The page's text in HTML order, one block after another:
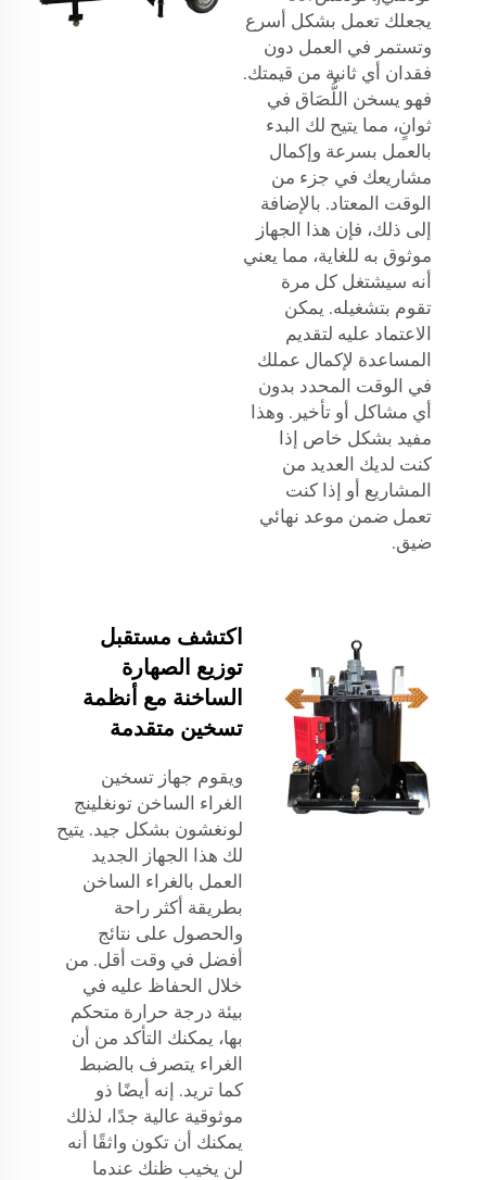
يجعلك تعمل بشكل أسرع
وتستمر في العمل دون
فقدان أي ثانية من قيمتك.
فهو يسخن اللُّصَاق في
ثوانٍ، مما يتيح لك البدء
بالعمل بسرعة وإكمال
مشاريعك في جزء من
الوقت المعتاد. بالإضافة
إلى ذلك، فإن هذا الجهاز
موثوق به للغاية، مما يعني
أنه سيشتغل كل مرة
تقوم بتشغيله. يمكن
الاعتماد عليه لتقديم
المساعدة لإكمال عملك
في الوقت المحدد بدون
أي مشاكل أو تأخير. وهذا
مفيد بشكل خاص إذا
كنت لديك العديد من
المشاريع أو إذا كنت
تعمل ضمن موعد نهائي
ضيق.
اكتشف مستقبل
توزيع الصهارة
الساخنة مع أنظمة
تسخين متقدمة
ويقوم جهاز تسخين
الغراء الساخن تونغلينج
لونغشون بشكل جيد. يتيح
لك هذا الجهاز الجديد
العمل بالغراء الساخن
بطريقة أكثر راحة
والحصول على نتائج
أفضل في وقت أقل. من
خلال الحفاظ عليه في
بيئة درجة حرارة متحكم
بها، يمكنك التأكد من أن
الغراء يتصرف بالضبط
كما تريد. إنه أيضًا ذو
موثوقية عالية جدًا، لذلك
يمكنك أن تكون واثقًا أنه
لن يخيب ظنك عندما